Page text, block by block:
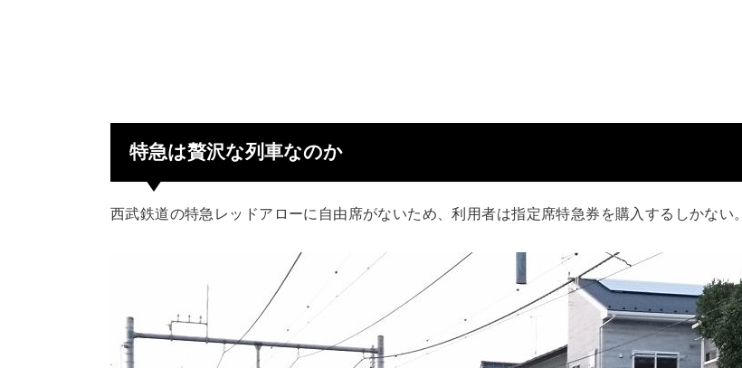
特急は贅沢な列車なのか
西武鉄道の特急レッドアローに自由席がないため、利用者は指定席特急券を購入するしかない。